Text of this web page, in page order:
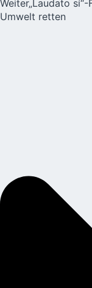
Weiter„Laudato
Umwelt retten